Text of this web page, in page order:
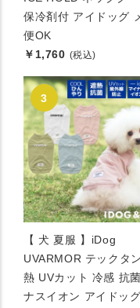
保冷剤付 アイドッグ
便OK
￥1,760 (税込)
【 犬 夏服 】iDog
UVARMOR テックタ
熱 UVカット 冷感 抗
ナスイオン アイドッ